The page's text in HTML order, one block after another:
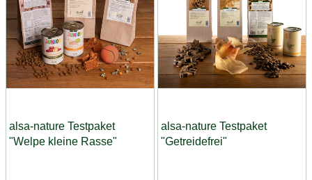
alsa-nature Testpaket
"Welpe kleine Rasse"
alsa-nature Testpaket
"Getreidefrei"